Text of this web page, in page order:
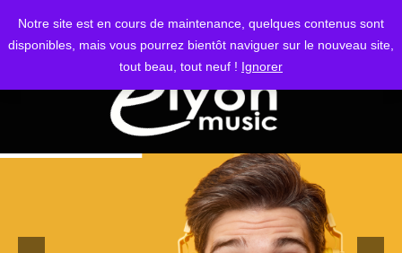
Notre site est en cours de maintenance, quelques contenus sont
disponibles, mais vous pourrez bientôt naviguer sur le nouveau site,
tout beau, tout neuf ! Ignorer
S'IDENTIFIER